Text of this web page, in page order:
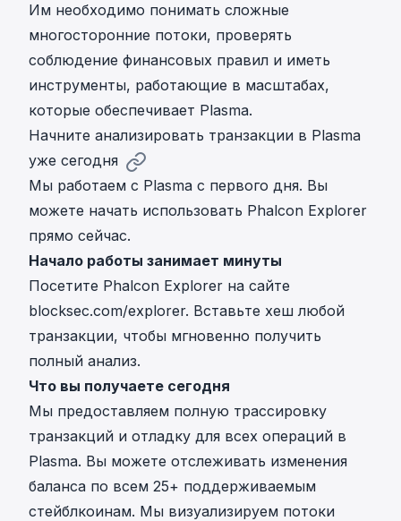
Им необходимо понимать сложные
многосторонние потоки, проверять
соблюдение финансовых правил и иметь
инструменты, работающие в масштабах,
которые обеспечивает Plasma.
Начните анализировать транзакции в Plasma
уже сегодня
Мы работаем с Plasma с первого дня. Вы
можете начать использовать Phalcon Explorer
прямо сейчас.
Начало работы занимает минуты
Посетите Phalcon Explorer на сайте
blocksec.com/explorer. Вставьте хеш любой
транзакции, чтобы мгновенно получить
полный анализ.
Что вы получаете сегодня
Мы предоставляем полную трассировку
транзакций и отладку для всех операций в
Plasma. Вы можете отслеживать изменения
баланса по всем 25+ поддерживаемым
стейблкоинам. Мы визуализируем потоки